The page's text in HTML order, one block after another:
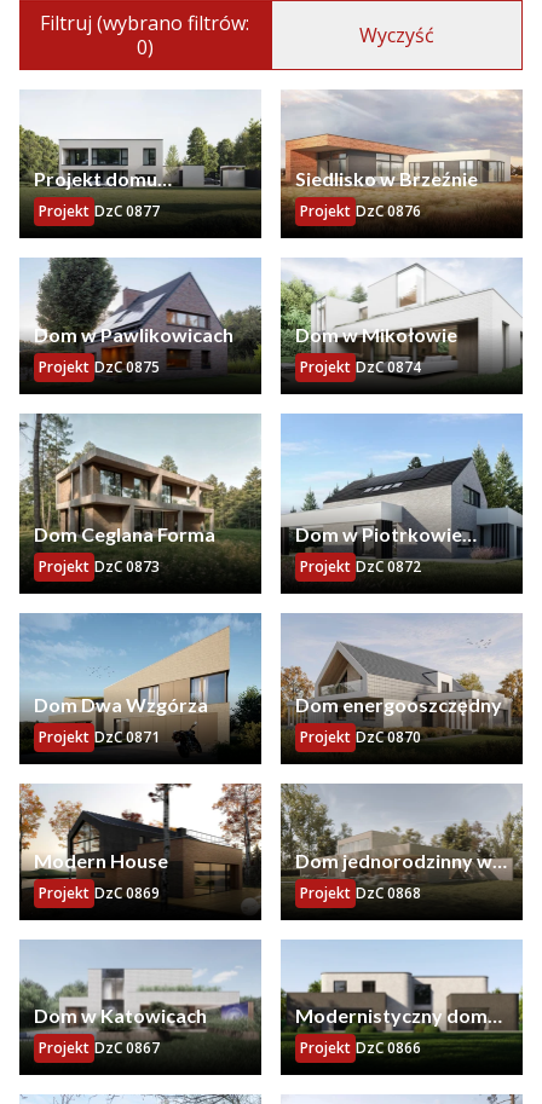
Filtruj (wybrano filtrów:
0)
Wyczyść
Projekt domu
jednorodzinnego w
Katowicach
Projekt DzC 0877
Siedlisko w Brzeźnie
Projekt DzC 0876
Dom w Pawlikowicach
Projekt DzC 0875
Dom w Mikołowie
Projekt DzC 0874
Dom Ceglana Forma
Projekt DzC 0873
Dom w Piotrkowie
Trybunalskim
Projekt DzC 0872
Dom Dwa Wzgórza
Projekt DzC 0871
Dom energooszczędny
Projekt DzC 0870
Modern House
Projekt DzC 0869
Dom jednorodzinny w
Książenicach
Projekt DzC 0868
Dom w Katowicach
Projekt DzC 0867
Modernistyczny dom
miejski na osiedlu w
Poznaniu
Projekt DzC 0866